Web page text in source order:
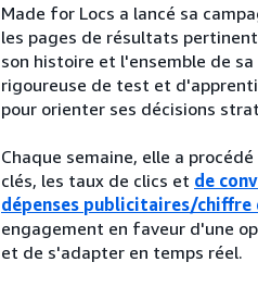
Made for Locs a lancé sa
les pages de résultats
son histoire et l'ensemble de
rigoureuse de test et
pour orienter ses décisions
Chaque semaine, elle a
clés, les taux de clics et de
dépenses publicitaires/chiffre
engagement en faveur d'une
et de s'adapter en temps réel.